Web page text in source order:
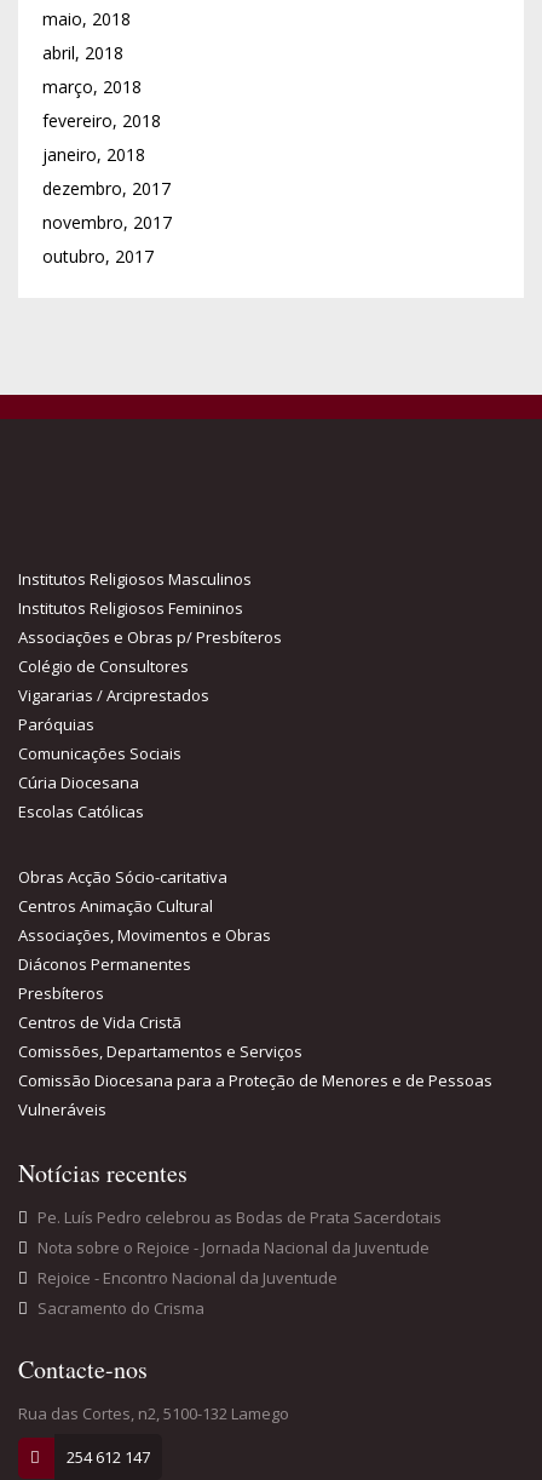
maio, 2018
abril, 2018
março, 2018
fevereiro, 2018
janeiro, 2018
dezembro, 2017
novembro, 2017
outubro, 2017
Institutos Religiosos Masculinos
Institutos Religiosos Femininos
Associações e Obras p/ Presbíteros
Colégio de Consultores
Vigararias / Arciprestados
Paróquias
Comunicações Sociais
Cúria Diocesana
Escolas Católicas
Obras Acção Sócio-caritativa
Centros Animação Cultural
Associações, Movimentos e Obras
Diáconos Permanentes
Presbíteros
Centros de Vida Cristã
Comissões, Departamentos e Serviços
Comissão Diocesana para a Proteção de Menores e de Pessoas
Vulneráveis
Notícias recentes
Pe. Luís Pedro celebrou as Bodas de Prata Sacerdotais
Nota sobre o Rejoice - Jornada Nacional da Juventude
Rejoice - Encontro Nacional da Juventude
Sacramento do Crisma
Contacte-nos
Rua das Cortes, n2, 5100-132 Lamego
254 612 147